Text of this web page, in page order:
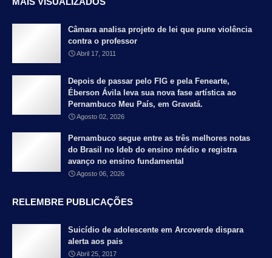
Câmara analisa projeto de lei que pune violência
contra o professor
Abril 17, 2011
Depois de passar pelo FIG e pela Fenearte,
Éberson Ávila leva sua nova fase artística ao
Pernambuco Meu País, em Gravatá.
Agosto 02, 2026
Pernambuco segue entre as três melhores notas
do Brasil no Ideb do ensino médio e registra
avanço no ensino fundamental
Agosto 06, 2026
RELEMBRE PUBLICAÇÕES
Suicídio de adolescente em Arcoverde dispara
alerta aos pais
Abril 25, 2017